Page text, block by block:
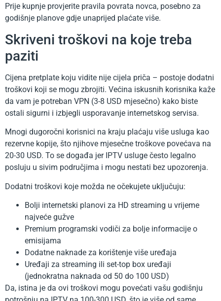
Prije kupnje provjerite pravila povrata novca, posebno za
godišnje planove gdje unaprijed plaćate više.
Skriveni troškovi na koje treba
paziti
Cijena pretplate koju vidite nije cijela priča – postoje dodatni
troškovi koji se mogu zbrojiti. Većina iskusnih korisnika kaže
da vam je potreban VPN (3-8 USD mjesečno) kako biste
ostali sigurni i izbjegli usporavanje internetskog servisa.
Mnogi dugoročni korisnici na kraju plaćaju više usluga kao
rezervne kopije, što njihove mjesečne troškove povećava na
20-30 USD. To se događa jer IPTV usluge često legalno
posluju u sivim područjima i mogu nestati bez upozorenja.
Dodatni troškovi koje možda ne očekujete uključuju:
Bolji internetski planovi za HD streaming u vrijeme
najveće gužve
Premium programski vodiči za bolje informacije o
emisijama
Dodatne naknade za korištenje više uređaja
Uređaji za streaming ili set-top box uređaji
(jednokratna naknada od 50 do 100 USD)
Da, istina je da ovi troškovi mogu povećati vašu godišnju